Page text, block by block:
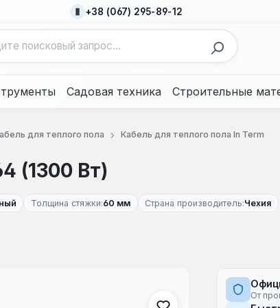
+38 (067) 295-89-12
Садовая техника Строительные
для теплого пола Кабель для теплого пола In Term
(1300 Вт)
Толщина стяжки:60 мм Страна производитель:Чехия
От